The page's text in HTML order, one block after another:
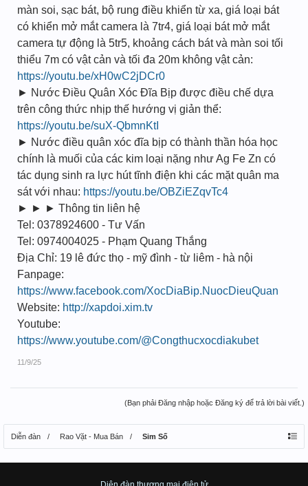
màn soi, sạc bát, bộ rung điều khiển từ xa, giá loại bát
có khiển mở mắt camera là 7tr4, giá loại bát mở mắt
camera tự động là 5tr5, khoảng cách bát và màn soi tối
thiểu 7m có vật cản và tối đa 20m không vật cản:
https://youtu.be/xH0wC2jDCr0
► Nước Điều Quân Xóc Đĩa Bịp được điều chế dựa
trên công thức nhịp thế hướng vị giản thể:
https://youtu.be/suX-QbmnKtI
► Nước điều quân xóc đĩa bịp có thành thần hóa học
chính là muối của các kim loại nặng như Ag Fe Zn có
tác dụng sinh ra lực hút tĩnh điện khi các mặt quân ma
sát với nhau: https://youtu.be/OBZiEZqvTc4
► ► ► Thông tin liên hệ
Tel: 0378924600 - Tư Vấn
Tel: 0974004025 - Phạm Quang Thắng
Địa Chỉ: 19 lê đức thọ - mỹ đình - từ liêm - hà nội
Fanpage:
https://www.facebook.com/XocDiaBip.NuocDieuQuan
Website: http://xapdoi.xim.tv
Youtube:
https://www.youtube.com/@Congthucxocdiakubet
11/9/25
(Bạn phải Đăng nhập hoặc Đăng ký để trả lời bài viết.)
Diễn đàn Rao Vặt - Mua Bán Sim Số